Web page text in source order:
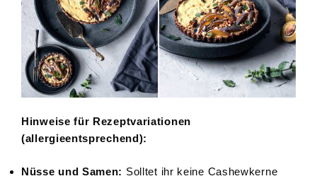
Hinweise für Rezeptvariationen
(allergieentsprechend):
Nüsse und Samen: Solltet ihr keine Cashewkerne